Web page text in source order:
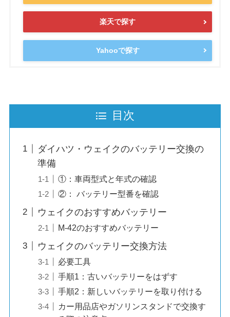
楽天で探す
Yahooで探す
目次
ダイハツ・ウェイクのバッテリー交換の
準備
①：車両型式と年式の確認
②： バッテリー型番を確認
ウェイクのおすすめバッテリー
M-42のおすすめバッテリー
ウェイクのバッテリー交換方法
必要工具
手順1：古いバッテリーをはずす
手順2：新しいバッテリーを取り付ける
カー用品店やガソリンスタンドで交換す